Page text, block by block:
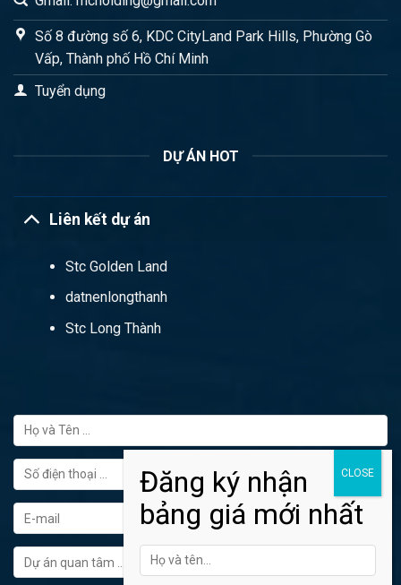
Số 8 đường số 6, KDC CityLand Park Hills, Phường Gò
Vấp, Thành phố Hồ Chí Minh
Tuyển dụng
DỰ ÁN HOT
Liên kết dự án
Stc Golden Land
datnenlongthanh
Stc Long Thành
FORM ĐĂNG KÝ TƯ VẤN